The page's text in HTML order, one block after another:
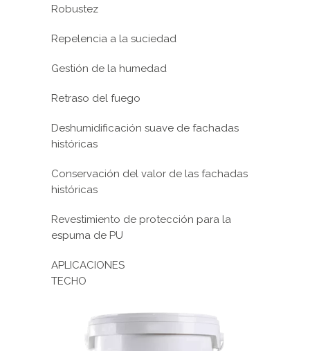
Robustez
Repelencia a la suciedad
Gestión de la humedad
Retraso del fuego
Deshumidificación suave de fachadas
históricas
Conservación del valor de las fachadas
históricas
Revestimiento de protección para la
espuma de PU
APLICACIONES
TECHO